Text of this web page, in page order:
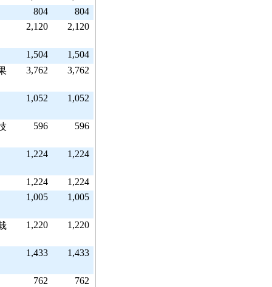
804
804
2,120
2,120
1,504
1,504
3,762 3,762
1,052 1,052
596 596
1,224 1,224
1,224
1,224
1,005
1,005
1,220 1,220
1,433 1,433
762
762